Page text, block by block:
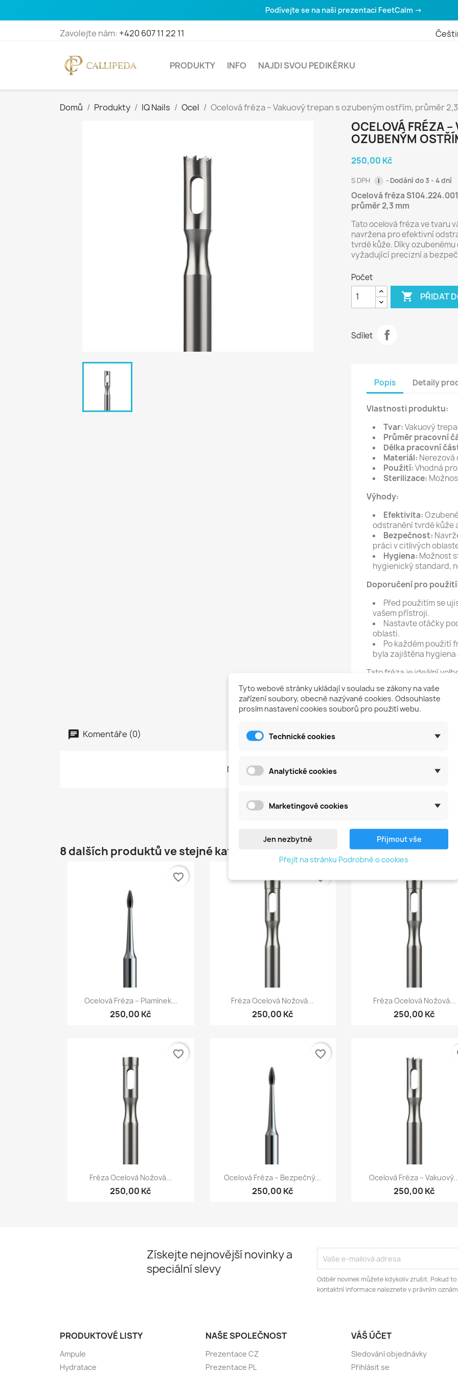
Podívejte se na naši prezentaci FeetCalm →
Zavolejte nám: +420 607 11 22 11
PRODUKTY INFO NAJDI SVOU PEDIKÉRKU
Domů Produkty IQ Nails Ocel Ocelová fréza – Vakuový trepan s ozubeným ostřím, průměr
OCELOVÁ FRÉZA –
OZUBENÝM
250,00 Kč
S DPH i Dodání do 3 - 4 dní
Ocelová fréza
průměr 2,3 mm
Tato ocelová fréza ve tvaru
navržena pro efektivní
tvrdé kůže. Díky
vyžadující precizní a
Počet
 PŘIDAT
Sdílet
Popis Detaily
Vlastnosti produktu:
Tvar:Vakuový
Průměr pracovní
Délka pracovní
Materiál: Nerezová
Použití:Vhodná
Sterilizace:
Výhody:
Efektivita:
odstranění tvrdé kůže
Bezpečnost:
práci v citlivých
Hygiena: Možnost
hygienický standard,
Doporučení pro
Před použitím se
vašem přístroji.
Nastavte otáčky
oblasti.
Po každém použití
byla zajištěna
Tato fréza je ideální
nástroj pro efektivní a
bolestivých kuřích ok a
Komentáře (0)
Na tento produkt momentálně není přidána žádná
8 dalších produktů ve stejné kategorii:
Rychlý náhled
Ocelová Fréza – Plamínek...
250,00 Kč
favorite_border
Rychlý náhled
Fréza Ocelová Nožová...
250,00 Kč
favorite_border
Rychlý náhled
Fréza Ocelová Nožová...
250,00 Kč
Rychlý náhled
Fréza Ocelová Nožová...
250,00 Kč
favorite_border
Rychlý náhled
Ocelová Fréza – Bezpečný...
250,00 Kč
favorite_border
Rychlý náhled
Ocelová Fréza –
250,00 Kč
Získejte nejnovější novinky a
speciální slevy
Odběr novinek můžete kdykoliv zrušit. Pokud
kontaktní informace naleznete v právním
PRODUKTOVÉ LISTY
Ampule
Hydratace
NAŠE SPOLEČNOST
Prezentace CZ
Prezentace PL
VÁŠ ÚČET
Sledování objednávky
Přihlásit se
Tyto webové stránky ukládají v souladu se zákony na vaše
zařízení soubory, obecně nazývané cookies. Odsouhlaste
prosím nastavení cookies souborů pro použití webu.
Technické cookies
Analytické cookies
Marketingové cookies
Jen nezbytné Přijmout vše
Přejít na stránku Podrobně o cookies